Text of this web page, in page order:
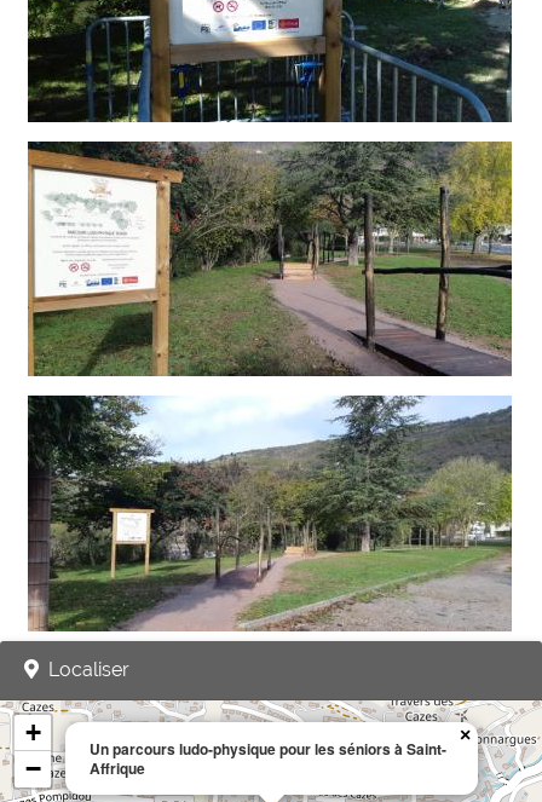
Localiser
Un parcours ludo-physique pour les séniors à Saint-
Affrique
×
+
−